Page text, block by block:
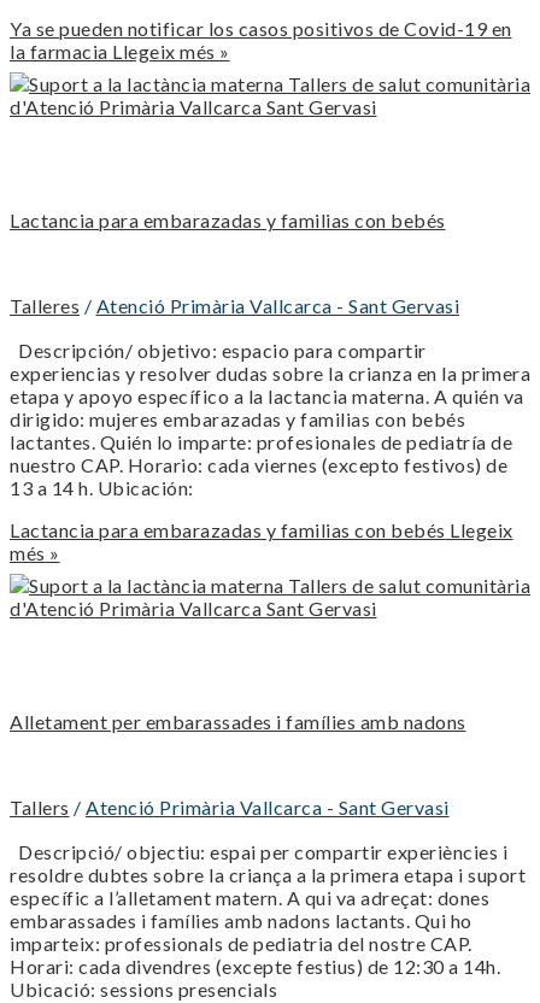
Ya se pueden notificar los casos positivos de Covid-19 en
la farmacia Llegeix més »
Lactancia para embarazadas y familias con bebés
Talleres / Atenció Primària Vallcarca - Sant Gervasi
Descripción/ objetivo: espacio para compartir
experiencias y resolver dudas sobre la crianza en la primera
etapa y apoyo específico a la lactancia materna. A quién va
dirigido: mujeres embarazadas y familias con bebés
lactantes. Quién lo imparte: profesionales de pediatría de
nuestro CAP. Horario: cada viernes (excepto festivos) de
13 a 14 h. Ubicación:
Lactancia para embarazadas y familias con bebés Llegeix
més »
Alletament per embarassades i famílies amb nadons
Tallers / Atenció Primària Vallcarca - Sant Gervasi
Descripció/ objectiu: espai per compartir experiències i
resoldre dubtes sobre la criança a la primera etapa i suport
específic a l’alletament matern. A qui va adreçat: dones
embarassades i famílies amb nadons lactants. Qui ho
imparteix: professionals de pediatria del nostre CAP.
Horari: cada divendres (excepte festius) de 12:30 a 14h.
Ubicació: sessions presencials